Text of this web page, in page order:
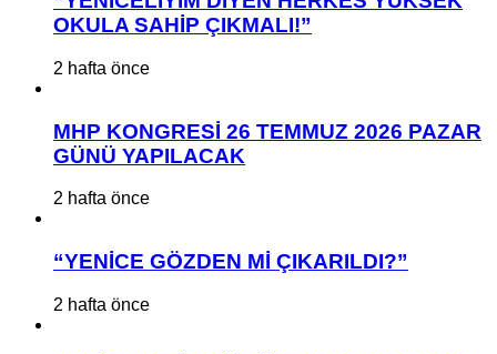
OKULA SAHİP ÇIKMALI!”
2 hafta önce
MHP KONGRESİ 26 TEMMUZ 2026 PAZAR
GÜNÜ YAPILACAK
2 hafta önce
“YENİCE GÖZDEN Mİ ÇIKARILDI?”
2 hafta önce